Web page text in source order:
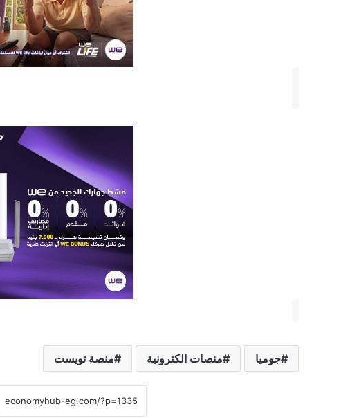
جوميا منصات الكترونية منصة تويست